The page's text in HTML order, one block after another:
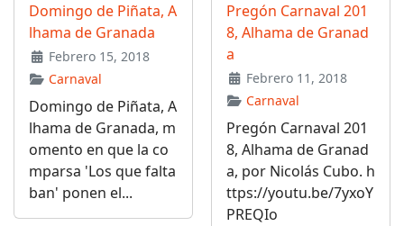
Domingo de Piñata, A
lhama de Granada
Febrero 15, 2018
Carnaval
Domingo de Piñata, A
lhama de Granada, m
omento en que la co
mparsa 'Los que falta
ban' ponen el...
Pregón Carnaval 201
8, Alhama de Granad
a
Febrero 11, 2018
Carnaval
Pregón Carnaval 201
8, Alhama de Granad
a, por Nicolás Cubo. h
ttps://youtu.be/7yxoY
PREQIo